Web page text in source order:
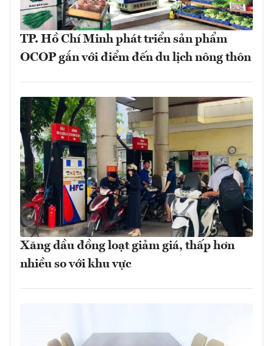
TP. Hồ Chí Minh phát triển sản phẩm
OCOP gắn với điểm đến du lịch nông thôn
Xăng dầu đồng loạt giảm giá, thấp hơn
nhiều so với khu vực